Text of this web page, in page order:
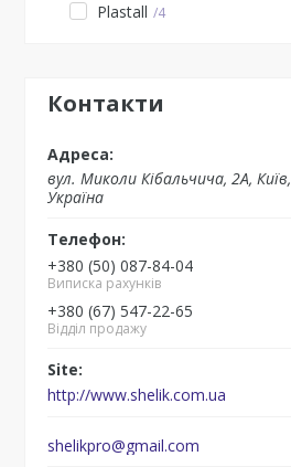
Plastall
4
Контакти
вул. Миколи Кібальчича, 2А, Київ,
Україна
+380 (50) 087-84-04
Виписка рахунків
+380 (67) 547-22-65
Відділ продажу
http://www.shelik.com.ua
shelikpro@gmail.com